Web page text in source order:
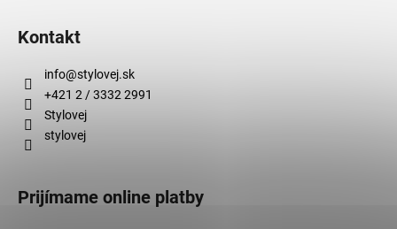
Kontakt
info@stylovej.sk
+421 2 / 3332 2991
Stylovej
stylovej
Prijímame online platby